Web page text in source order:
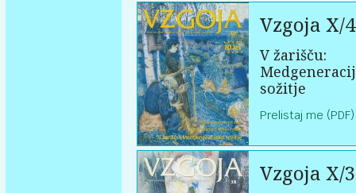
Vzgoja X/
V žarišču:
sožitje
Prelistaj me (PDF)
Vzgoja X/